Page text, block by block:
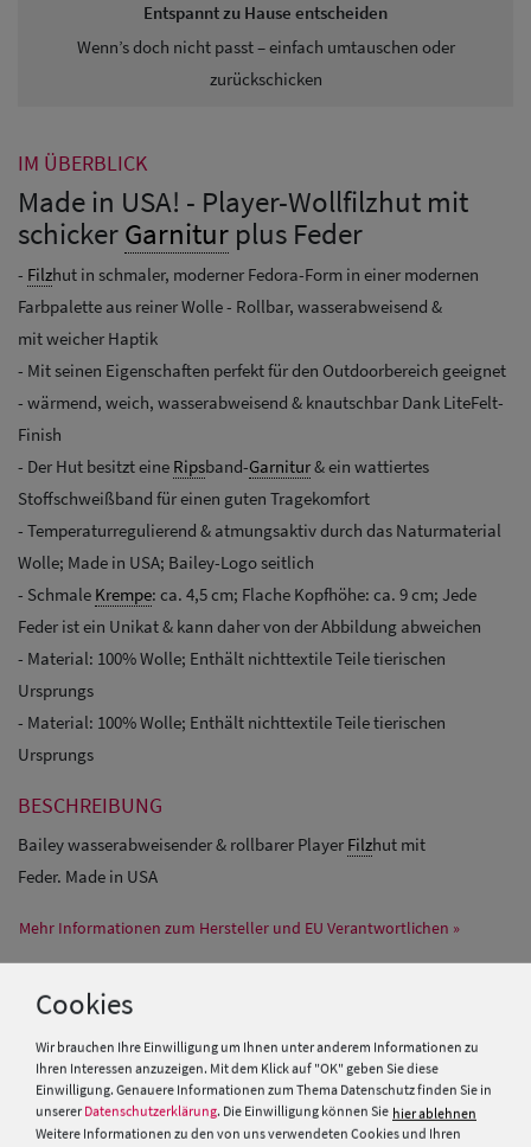
Entspannt zu Hause entscheiden
Wenn’s doch nicht passt – einfach umtauschen oder
zurückschicken
IM ÜBERBLICK
Made in USA! - Player-Wollfilzhut mit
schickerGarnitur plus Feder
- Filzhut in schmaler, moderner Fedora-Form in einer modernen
Farbpalette aus reiner Wolle - Rollbar, wasserabweisend &
mit weicher Haptik
- Mit seinen Eigenschaften perfekt für den Outdoorbereich geeignet
- wärmend, weich, wasserabweisend & knautschbar Dank LiteFelt-
Finish
- Der Hut besitzt eine Ripsband-Garnitur& ein wattiertes
Stoffschweißband für einen guten Tragekomfort
- Temperaturregulierend & atmungsaktiv durch das Naturmaterial
Wolle; Made in USA; Bailey-Logo seitlich
- Schmale Krempe: ca. 4,5 cm; Flache Kopfhöhe: ca. 9 cm; Jede
Feder ist ein Unikat & kann daher von der Abbildung abweichen
- Material: 100% Wolle; Enthält nichttextile Teile tierischen
Ursprungs
- Material: 100% Wolle; Enthält nichttextile Teile tierischen
Ursprungs
BESCHREIBUNG
Bailey wasserabweisender & rollbarer Player Filzhut mit
Feder. Made in USA
Mehr Informationen zum Hersteller und EU Verantwortlichen »
SALE
Cookies
Wir brauchen Ihre Einwilligung um Ihnen unter anderem Informationen zu
Ihren Interessen anzuzeigen. Mit dem Klick auf "OK" geben Sie diese
Einwilligung. Genauere Informationen zum Thema Datenschutz finden Sie in
unserer Datenschutzerklärung. Die Einwilligung können Sie hier ablehnen
Weitere Informationen zu den von uns verwendeten Cookies und Ihren